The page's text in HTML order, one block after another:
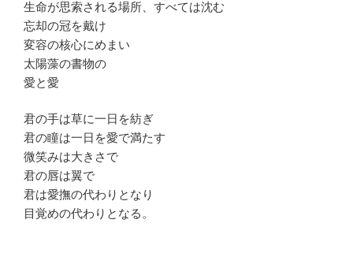
生命が思索される場所、すべては沈む
忘却の冠を戴け
変容の核心にめまい
太陽藻の書物の
愛と愛
君の手は草に一日を紡ぎ
君の瞳は一日を愛で満たす
微笑みは大きさで
君の唇は翼で
君は愛撫の代わりとなり
目覚めの代わりとなる。